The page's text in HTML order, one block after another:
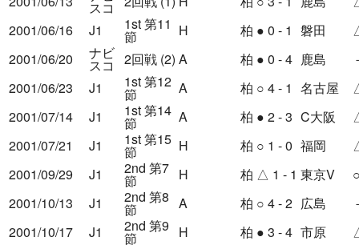
スコ
2001/06/16
J1 1st 第11
節 H 柏 ● 0 - 1 磐田
2001/06/20
ナビ
スコ 2回戦 (2) A 柏 ● 0 - 4 鹿島
2001/06/23
J1 1st 第12
節 A 柏 ○ 4 - 1 名古屋
2001/07/14
J1 1st 第14
節 A 柏 ● 2 - 3 C大阪
2001/07/21
J1 1st 第15
節 H 柏 ○ 1 - 0 福岡
2001/09/29
J1 2nd 第7
節 H 柏 △ 1 - 1 東京V
2001/10/13
J1 2nd 第8
節 A 柏 ○ 4 - 2 広島
2001/10/17
J1 2nd 第9
節 H 柏 ● 3 - 4 市原